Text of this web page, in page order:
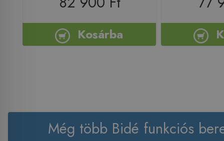
Kosárba
Még több Bidé funkciós